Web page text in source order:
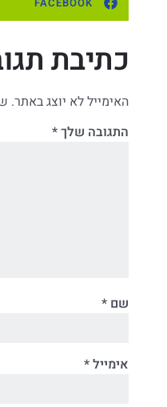
כתיבת
האימייל לא יוצג באתר.
התגובה שלך*
שם *
אימייל*